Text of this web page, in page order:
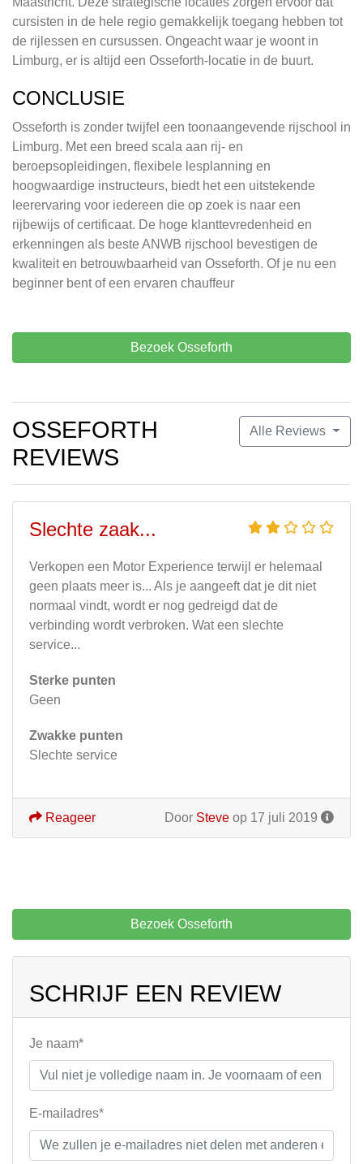
cursisten in de hele regio gemakkelijk toegang hebben tot
de rijlessen en cursussen. Ongeacht waar je woont in
Limburg, er is altijd een Osseforth-locatie in de buurt.
CONCLUSIE
Osseforth is zonder twijfel een toonaangevende rijschool in
Limburg. Met een breed scala aan rij- en
beroepsopleidingen, flexibele lesplanning en
hoogwaardige instructeurs, biedt het een uitstekende
leerervaring voor iedereen die op zoek is naar een
rijbewijs of certificaat. De hoge klanttevredenheid en
erkenningen als beste ANWB rijschool bevestigen de
kwaliteit en betrouwbaarheid van Osseforth. Of je nu een
beginner bent of een ervaren chauffeur
Bezoek Osseforth
Alle Reviews
OSSEFORTH
REVIEWS
Slechte zaak...
Verkopen een Motor Experience terwijl er helemaal
geen plaats meer is... Als je aangeeft dat je dit niet
normaal vindt, wordt er nog gedreigd dat de
verbinding wordt verbroken. Wat een slechte
service...
Sterke punten
Geen
Zwakke punten
Slechte service
Door Steve op 17 juli 2019
Reageer
Bezoek Osseforth
SCHRIJF EEN REVIEW
Je naam*
E-mailadres*